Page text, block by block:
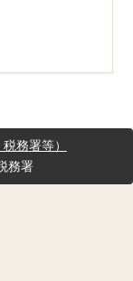
務署等）
務署